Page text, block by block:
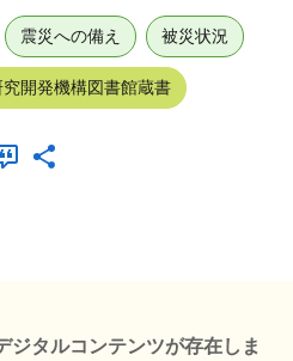
震災への備え 被災状況
開発機構図書館蔵書
ジタルコンテンツが存在しま